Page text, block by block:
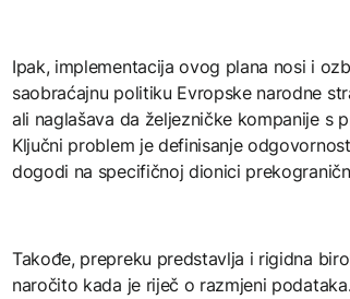
Ipak, implementacija ovog plana nosi i
saobraćajnu politiku Evropske narodne
ali naglašava da željezničke kompanije s
Ključni problem je definisanje
dogodi na specifičnoj dionici
Takođe, prepreku predstavlja i rigidna
naročito kada je riječ o razmjeni